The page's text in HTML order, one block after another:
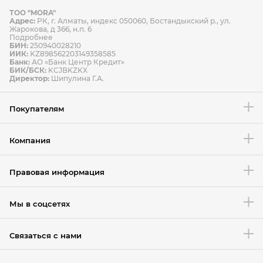
Способы оплаты Способы доставки
Условия возврата товара
ТОО "MORA"
Адрес: РК, г. Алматы, индекс 050060, Бостандыкский р., ул.
Жарокова, д 366, н.п. 6
Подробнее
БИН: 250940028210
ИИК: KZ898562203149358585
Банк: АО «Банк Центр Кредит»
БИК/БСК: KCJBKZKX
Директор: Шипулина Г.А.
Покупателям
Компания
Правовая информация
Мы в соцсетях
Связаться с нами